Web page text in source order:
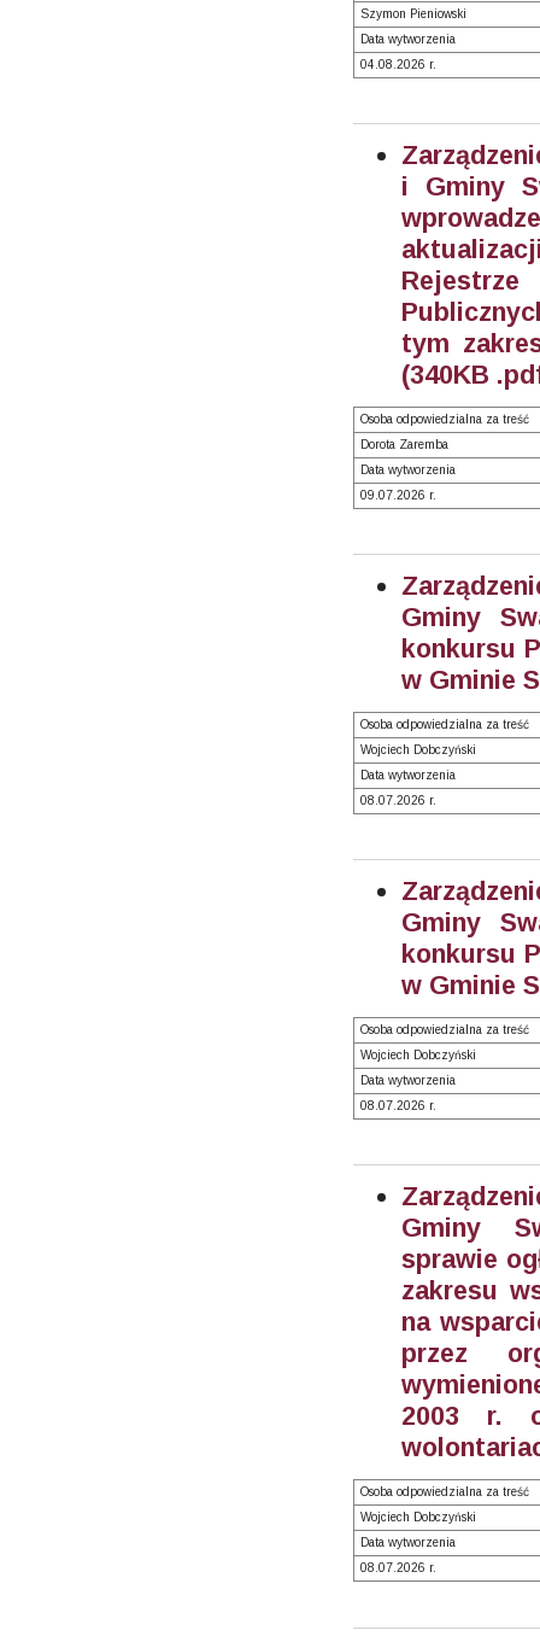
Szymon Pieniowski
Data wytworzenia
04.08.2026 r.
i Gminy
tym
(340KB
Osoba odpowiedzialna za treść
Dorota Zaremba
Data wytworzenia
09.07.2026 r.
Gminy
konkursu
w Gminie
Osoba odpowiedzialna za treść
Wojciech Dobczyński
Data wytworzenia
08.07.2026 r.
Gminy
konkursu
w Gminie
Osoba odpowiedzialna za treść
Wojciech Dobczyński
Data wytworzenia
08.07.2026 r.
Gminy
sprawie
zakresu
na
przez
2003 r.
Osoba odpowiedzialna za treść
Wojciech Dobczyński
Data wytworzenia
08.07.2026 r.